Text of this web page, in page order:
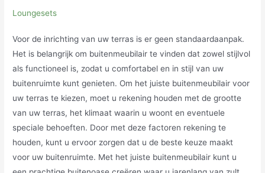
Loungesets
Voor de inrichting van uw terras is er geen standaardaanpak.
Het is belangrijk om buitenmeubilair te vinden dat zowel stijlvol
als functioneel is, zodat u comfortabel en in stijl van uw
buitenruimte kunt genieten. Om het juiste buitenmeubilair voor
uw terras te kiezen, moet u rekening houden met de grootte
van uw terras, het klimaat waarin u woont en eventuele
speciale behoeften. Door met deze factoren rekening te
houden, kunt u ervoor zorgen dat u de beste keuze maakt
voor uw buitenruimte. Met het juiste buitenmeubilair kunt u